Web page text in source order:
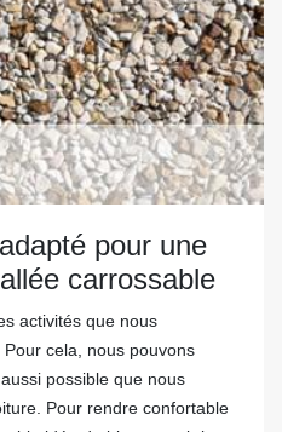
pour une
carrossable
activités que nous
cela, nous pouvons
possible que nous
Pour rendre confortable